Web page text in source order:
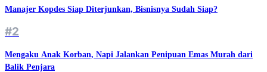
Manajer Kopdes Siap Diterjunkan, Bisnisnya Sudah Siap?
#2
Mengaku Anak Korban, Napi Jalankan Penipuan Emas Murah dari
Balik Penjara